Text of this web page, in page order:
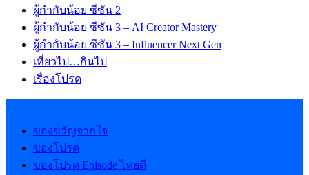
ผู้กำกับน้อย ซีซัน 2
ผู้กำกับน้อย ซีซัน 3 – AI Creator Mastery
ผู้กำกับน้อย ซีซัน 3 – Influencer Next Gen
เที่ยวไป…กินไป
เรื่องโปรด
ของขวัญจากใจ
ของโปรด
ของโปรด Episode ไทยดี